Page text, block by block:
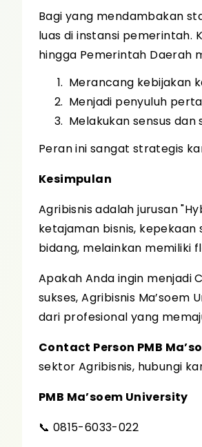
Bagi yang mendambakan
luas di instansi pemerintah.
hingga Pemerintah Daerah
Merancang kebijakan
Menjadi penyuluh
Melakukan sensus
Peran ini sangat strategis
Kesimpulan
Agribisnis adalah jurusan
ketajaman bisnis, kepekaan
bidang, melainkan memiliki
Apakah Anda ingin menjadi
sukses, Agribisnis
dari profesional yang
Contact Person PMB
sektor Agribisnis, hubungi
PMB Ma’soem University
📞 0815-6033-022